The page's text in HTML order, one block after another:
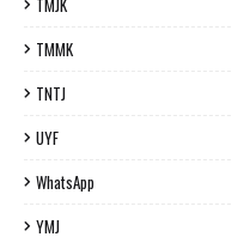
TMJK
TMMK
TNTJ
UYF
WhatsApp
YMJ